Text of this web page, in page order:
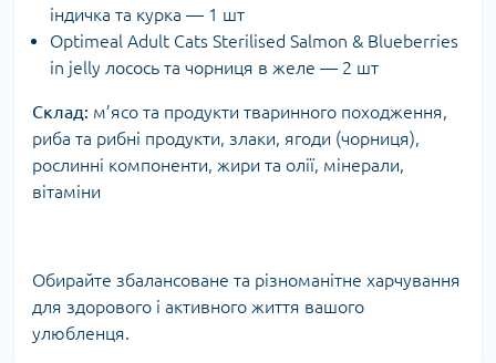
індичка та курка — 1 шт
Optimeal Adult Cats Sterilised Salmon & Blueberries
in jelly лосось та чорниця в желе — 2 шт
Склад: м’ясо та продукти тваринного походження,
риба та рибні продукти, злаки, ягоди (чорниця),
рослинні компоненти, жири та олії, мінерали,
вітаміни
Обирайте збалансоване та різноманітне харчування
для здорового і активного життя вашого
улюбленця.